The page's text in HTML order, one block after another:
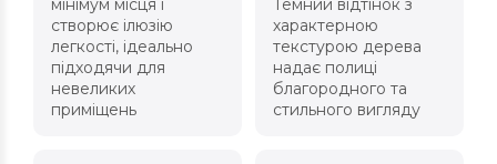
мінімум місця і
створює ілюзію
легкості, ідеально
підходячи для
невеликих
приміщень
Темний відтінок з
характерною
текстурою дерева
надає полиці
благородного та
стильного вигляду